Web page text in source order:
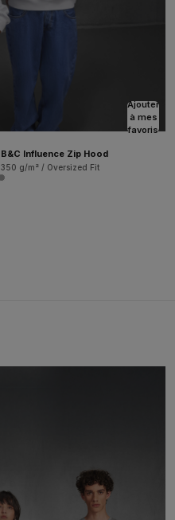
Ajouter
à mes
favoris
B&C Influence Zip Hood
350 g/m² / Oversized Fit